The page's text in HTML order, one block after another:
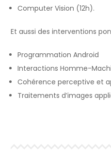
Computer Vision (12h).
Et aussi des interventions
Programmation Android
Interactions Homme-
Cohérence perceptive et
Traitements d’images